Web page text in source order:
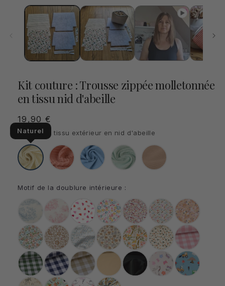
média
dans
une
fenêtre
modale
Kit couture : Trousse zippée molletonnée
en tissu nid d'abeille
Prix
habituel
19,90 €
Coloris du tissu extérieur en nid d'abeille
Naturel
Naturel
Marsala Bleu
denim
Menthe Peau
Motif de la doublure intérieure :
bleu
rouge
Cœurs Bridget Liberty FleuretteBouquet
PenséesOriental Azra Marion Lapi Léopard
roses
9mm
Carreaux
verts
9mm
Carreaux
bleus
9mm
Carreaux
beiges
9mm
Lin
Noir
Licorne Chantier